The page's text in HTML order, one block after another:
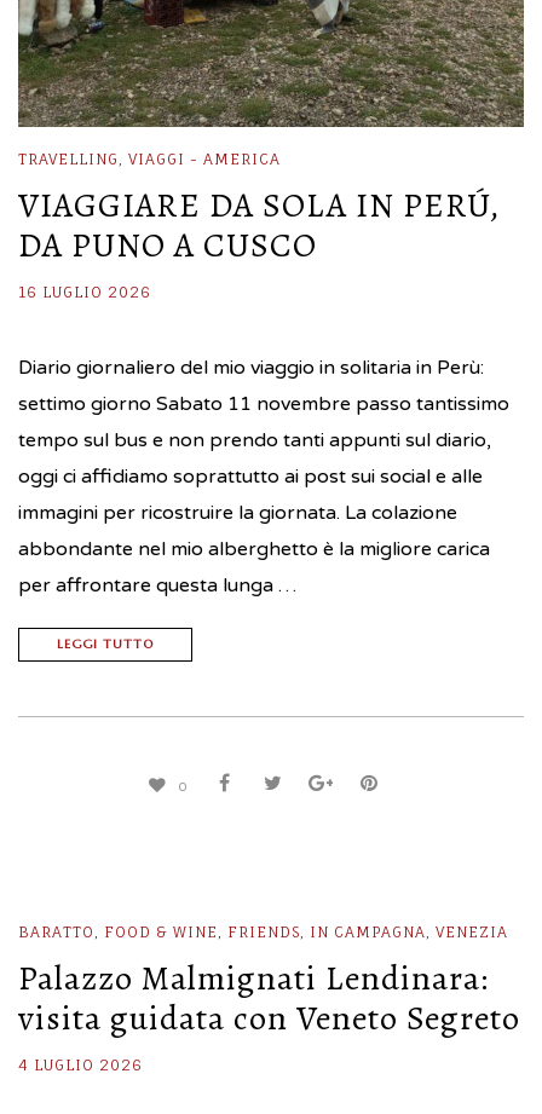
TRAVELLING , VIAGGI - AMERICA
VIAGGIARE DA SOLA IN PERÚ,
DA PUNO A CUSCO
16 LUGLIO 2026
Diario giornaliero del mio viaggio in solitaria in Perù:
settimo giorno Sabato 11 novembre passo tantissimo
tempo sul bus e non prendo tanti appunti sul diario,
oggi ci affidiamo soprattutto ai post sui social e alle
immagini per ricostruire la giornata. La colazione
abbondante nel mio alberghetto è la migliore carica
per affrontare questa lunga …
LEGGI TUTTO
0
BARATTO , FOOD & WINE , FRIENDS, IN CAMPAGNA, VENEZIA
Palazzo Malmignati Lendinara:
visita guidata con Veneto Segreto
4 LUGLIO 2026